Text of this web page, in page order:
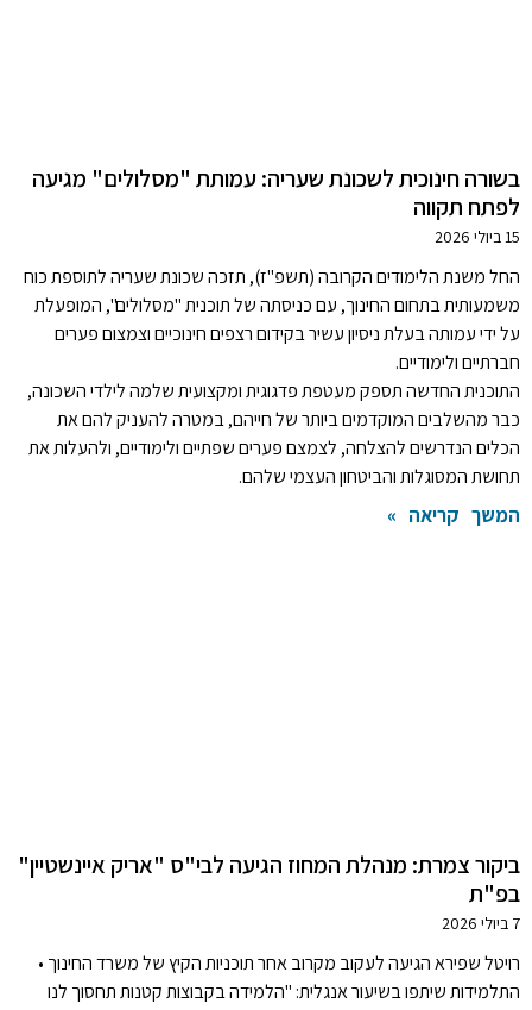
בשורה חינוכית לשכונת שעריה: עמותת "מסלולים" מגיעה
לפתח תקווה
15 ביולי 2026
החל משנת הלימודים הקרובה (תשפ"ז), תזכה שכונת שעריה לתוספת כוח
משמעותית בתחום החינוך, עם כניסתה של תוכנית "מסלולים", המופעלת
על ידי עמותה בעלת ניסיון עשיר בקידום רצפים חינוכיים וצמצום פערים
חברתיים ולימודיים.
התוכנית החדשה תספק מעטפת פדגוגית ומקצועית שלמה לילדי השכונה,
כבר מהשלבים המוקדמים ביותר של חייהם, במטרה להעניק להם את
הכלים הנדרשים להצלחה, לצמצם פערים שפתיים ולימודיים, ולהעלות את
תחושת המסוגלות והביטחון העצמי שלהם.
המשך קריאה »
ביקור צמרת: מנהלת המחוז הגיעה לבי"ס "אריק איינשטיין"
בפ"ת
7 ביולי 2026
רויטל שפירא הגיעה לעקוב מקרוב אחר תוכניות הקיץ של משרד החינוך •
התלמידות שיתפו בשיעור אנגלית: "הלמידה בקבוצות קטנות תחסוך לנו